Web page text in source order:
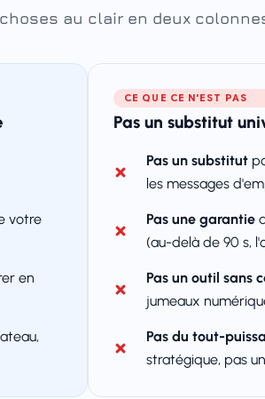
au clair en deux
votre
en
CE QUE CE N'EST PAS
Pas un substitut
Pas un substitut
les messages
Pas une garantie
(au-delà de 90 s,
Pas un outil sans
jumeaux
Pas du tout-
stratégique, pas